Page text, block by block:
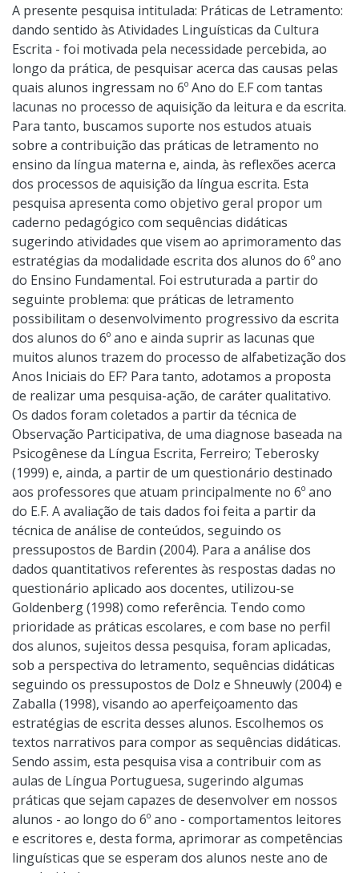
A presente pesquisa intitulada: Práticas de Letramento:
dando sentido às Atividades Linguísticas da Cultura
Escrita - foi motivada pela necessidade percebida, ao
longo da prática, de pesquisar acerca das causas pelas
quais alunos ingressam no 6º Ano do E.F com tantas
lacunas no processo de aquisição da leitura e da escrita.
Para tanto, buscamos suporte nos estudos atuais
sobre a contribuição das práticas de letramento no
ensino da língua materna e, ainda, às reflexões acerca
dos processos de aquisição da língua escrita. Esta
pesquisa apresenta como objetivo geral propor um
caderno pedagógico com sequências didáticas
sugerindo atividades que visem ao aprimoramento das
estratégias da modalidade escrita dos alunos do 6º ano
do Ensino Fundamental. Foi estruturada a partir do
seguinte problema: que práticas de letramento
possibilitam o desenvolvimento progressivo da escrita
dos alunos do 6º ano e ainda suprir as lacunas que
muitos alunos trazem do processo de alfabetização dos
Anos Iniciais do EF? Para tanto, adotamos a proposta
de realizar uma pesquisa-ação, de caráter qualitativo.
Os dados foram coletados a partir da técnica de
Observação Participativa, de uma diagnose baseada na
Psicogênese da Língua Escrita, Ferreiro; Teberosky
(1999) e, ainda, a partir de um questionário destinado
aos professores que atuam principalmente no 6º ano
do E.F. A avaliação de tais dados foi feita a partir da
técnica de análise de conteúdos, seguindo os
pressupostos de Bardin (2004). Para a análise dos
dados quantitativos referentes às respostas dadas no
questionário aplicado aos docentes, utilizou-se
Goldenberg (1998) como referência. Tendo como
prioridade as práticas escolares, e com base no perfil
dos alunos, sujeitos dessa pesquisa, foram aplicadas,
sob a perspectiva do letramento, sequências didáticas
seguindo os pressupostos de Dolz e Shneuwly (2004) e
Zaballa (1998), visando ao aperfeiçoamento das
estratégias de escrita desses alunos. Escolhemos os
textos narrativos para compor as sequências didáticas.
Sendo assim, esta pesquisa visa a contribuir com as
aulas de Língua Portuguesa, sugerindo algumas
práticas que sejam capazes de desenvolver em nossos
alunos - ao longo do 6º ano - comportamentos leitores
e escritores e, desta forma, aprimorar as competências
linguísticas que se esperam dos alunos neste ano de